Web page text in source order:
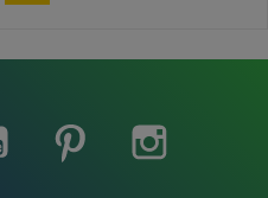
YouTube Pinterest